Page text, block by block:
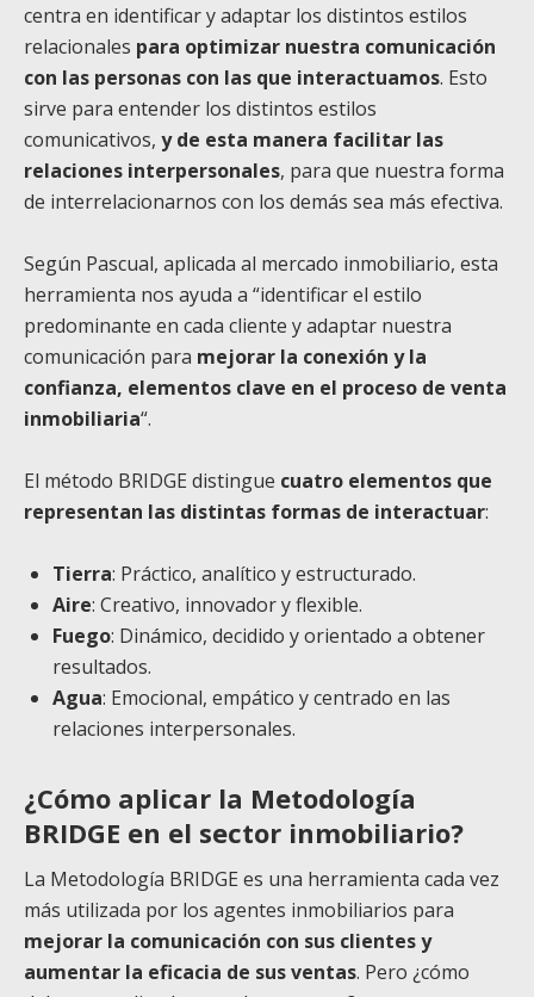
centra en identificar y adaptar los distintos estilos
relacionales para optimizar nuestra comunicación
con las personas con las que interactuamos. Esto
sirve para entender los distintos estilos
comunicativos, y de esta manera facilitar las
relaciones interpersonales, para que nuestra forma
de interrelacionarnos con los demás sea más efectiva.
Según Pascual, aplicada al mercado inmobiliario, esta
herramienta nos ayuda a “identificar el estilo
predominante en cada cliente y adaptar nuestra
comunicación para mejorar la conexión y la
confianza, elementos clave en el proceso de venta
inmobiliaria“.
El método BRIDGE distingue cuatro elementos que
representan las distintas formas de interactuar:
Tierra: Práctico, analítico y estructurado.
Aire: Creativo, innovador y flexible.
Fuego: Dinámico, decidido y orientado a obtener
resultados.
Agua: Emocional, empático y centrado en las
relaciones interpersonales.
¿Cómo aplicar la Metodología
BRIDGE en el sector inmobiliario?
La Metodología BRIDGE es una herramienta cada vez
más utilizada por los agentes inmobiliarios para
mejorar la comunicación con sus clientes y
aumentar la eficacia de sus ventas. Pero ¿cómo